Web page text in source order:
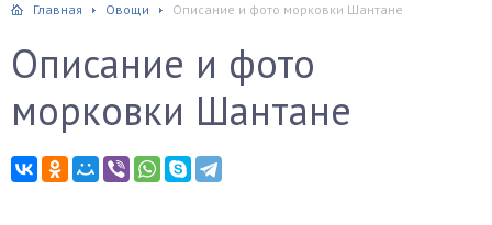
Главная Овощи Описание и фото морковки Шантане
Описание и фото
морковки Шантане